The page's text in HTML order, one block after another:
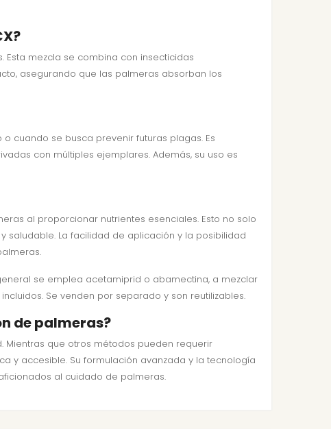
Esta mezcla se combina con insecticidas
asegurando que las palmeras absorban los
cuando se busca prevenir futuras plagas. Es
con múltiples ejemplares. Además, su uso es
al proporcionar nutrientes esenciales. Esto no solo
saludable. La facilidad de aplicación y la posibilidad
se emplea acetamiprid o abamectina, a mezclar
Se venden por separado y son reutilizables.
de palmeras?
que otros métodos pueden requerir
y accesible. Su formulación avanzada y la tecnología
al cuidado de palmeras.